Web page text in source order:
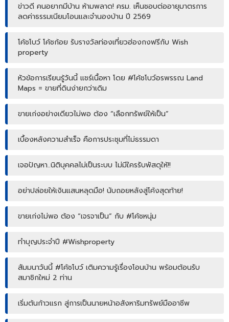
ข่าวดี คนอยากมีบ้าน ห้ามพลาด! ครม. เห็นชอบต่ออายุมาตรการ
ลดค่าธรรมเนียมโอนและจำนองบ้าน ปี 2569
โค้ชโบว์ โค้ชก้อย รับรางวัลท่องเที่ยวฮ่องกงฟรีกับ Wish
property
หัวข้อการเรียนรู้วันนี้ แชร์เนื้อหา โดย #โค้ชโบว์อรพรรณ Land
Maps = ขายที่ดินง่ายกว่าเดิม
ขายเก่งอย่างเดียวไม่พอ ต้อง “เลือกทรัพย์ให้เป็น”
เบื้องหลังความสำเร็จ คือการประชุมที่ไม่ธรรมดา
เจอปัญหา..นิติบุคคลไม่เป็นระบบ ไม่มีใครรับพัสดุให้!!
อย่าปล่อยให้เงินแสนหลุดมือ! นับถอยหลังสู่โค้งสุดท้าย!
ขายเก่งไม่พอ ต้อง “เจรจาเป็น” กับ #โค้ชหนุ่ม
ทำบุญประจำปี #Wishproperty
สัมมนาวันนี้ #โค้ชโบว์ เติมความรู้เรื่องโอนบ้าน พร้อมต้อนรับ
สมาชิกใหม่ 2 ท่าน
เริ่มต้นก้าวแรก สู่การเป็นนายหน้าอสังหาริมทรัพย์มืออาชีพ